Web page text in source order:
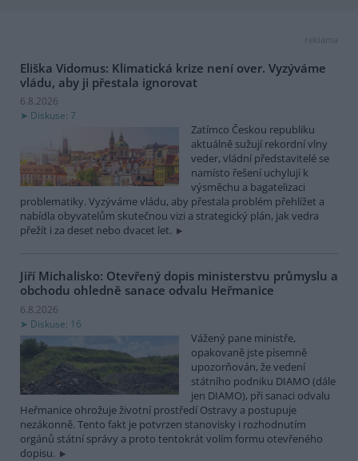
reklama
Eliška Vidomus: Klimatická krize není over. Vyzýváme
vládu, aby ji přestala ignorovat
6.8.2026
Diskuse: 7
Zatímco Českou republiku
aktuálně sužují rekordní vlny
veder, vládní představitelé se
namísto řešení uchylují k
výsměchu a bagatelizaci
problematiky. Vyzýváme vládu, aby přestala problém přehlížet a
nabídla obyvatelům skutečnou vizi a strategický plán, jak vedra
přežít i za deset nebo dvacet let.
Jiří Michalisko: Otevřený dopis ministerstvu průmyslu a
obchodu ohledně sanace odvalu Heřmanice
6.8.2026
Diskuse: 16
Vážený pane ministře,
opakovaně jste písemně
upozorňován, že vedení
státního podniku DIAMO (dále
jen DIAMO), při sanaci odvalu
Heřmanice ohrožuje životní prostředí Ostravy a postupuje
nezákonně. Tento fakt je potvrzen stanovisky i rozhodnutím
orgánů státní správy a proto tentokrát volím formu otevřeného
dopisu.